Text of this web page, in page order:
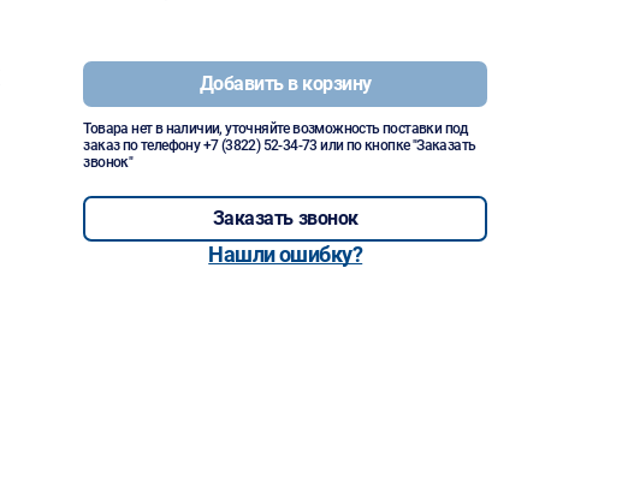
Добавить в корзину
Товара нет в наличии, уточняйте возможность поставки под
заказ по телефону+7 (3822) 52-34-73 или по кнопке "Заказать
звонок"
Заказать звонок
Нашли ошибку?